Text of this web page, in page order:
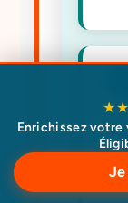
Enrichissez votre
Je